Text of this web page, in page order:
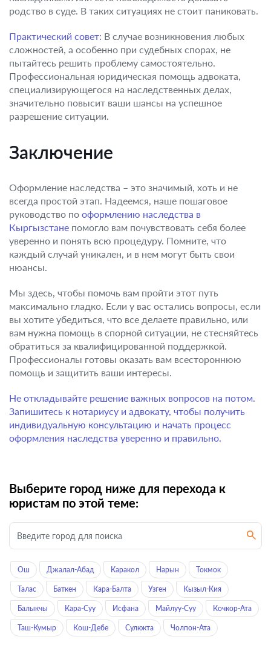
родство в суде. В таких ситуациях не стоит паниковать.
Практический совет: В случае возникновения любых
сложностей, а особенно при судебных спорах, не
пытайтесь решить проблему самостоятельно.
Профессиональная юридическая помощь адвоката,
специализирующегося на наследственных делах,
значительно повысит ваши шансы на успешное
разрешение ситуации.
Заключение
Оформление наследства – это значимый, хоть и не
всегда простой этап. Надеемся, наше пошаговое
руководство по оформлению наследства в
Кыргызстане помогло вам почувствовать себя более
уверенно и понять всю процедуру. Помните, что
каждый случай уникален, и в нем могут быть свои
нюансы.
Мы здесь, чтобы помочь вам пройти этот путь
максимально гладко. Если у вас остались вопросы, если
вы хотите убедиться, что все делаете правильно, или
вам нужна помощь в спорной ситуации, не стесняйтесь
обратиться за квалифицированной поддержкой.
Профессионалы готовы оказать вам всестороннюю
помощь и защитить ваши интересы.
Не откладывайте решение важных вопросов на потом.
Запишитесь к нотариусу и адвокату, чтобы получить
индивидуальную консультацию и начать процесс
оформления наследства уверенно и правильно.
Выберите город ниже для перехода к
юристам по этой теме:
Ош Джалал-Абад Каракол Нарын Токмок
Талас Баткен Кара-Балта Узген Кызыл-Кия
Балыкчы Кара-Суу Исфана Майлуу-Суу Кочкор-Ата
Таш-Кумыр Кош-Дебе Сулюкта Чолпон-Ата